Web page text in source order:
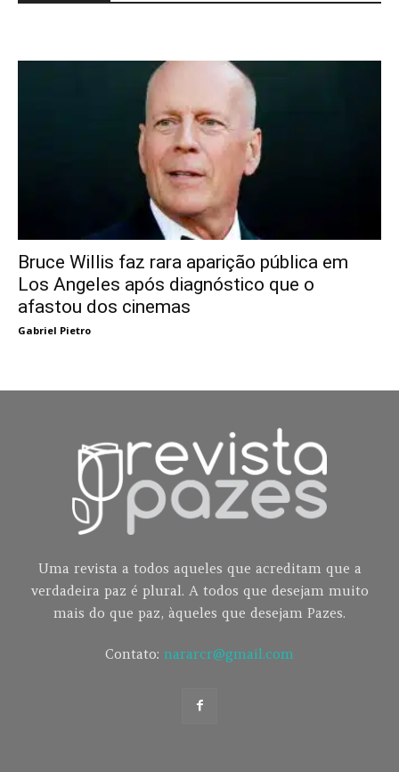
Bruce Willis faz rara aparição pública em
Los Angeles após diagnóstico que o
afastou dos cinemas
Gabriel Pietro
Uma revista a todos aqueles que acreditam que a
verdadeira paz é plural. A todos que desejam muito
mais do que paz, àqueles que desejam Pazes.
Contato: nararcr@gmail.com